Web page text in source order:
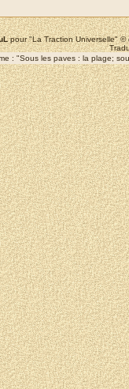
pour "La Traction Universelle"
: "Sous les paves : la plage;